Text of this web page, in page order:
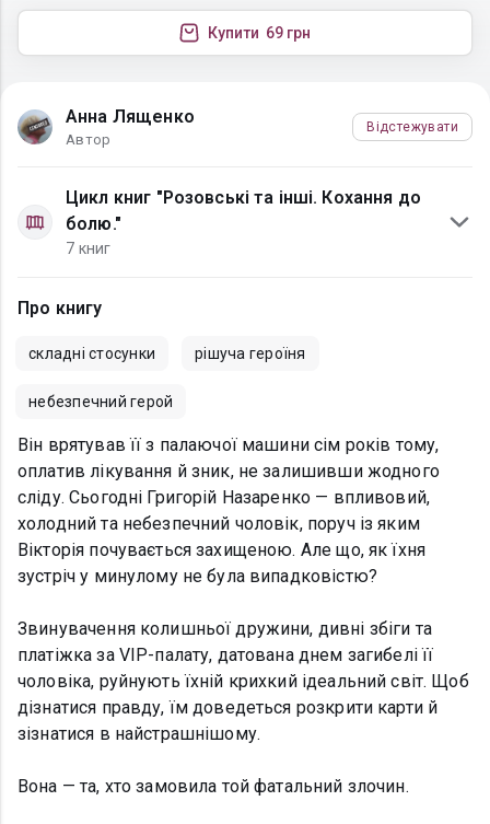
Купити 69 грн
Анна Лященко
Автор
Відстежувати
Цикл книг "Розовські та інші. Кохання до
болю."
7 книг
Про книгу
складні стосунки рішуча героїня
небезпечний герой
Він врятував її з палаючої машини сім років тому,
оплатив лікування й зник, не залишивши жодного
сліду. Сьогодні Григорій Назаренко — впливовий,
холодний та небезпечний чоловік, поруч із яким
Вікторія почувається захищеною. Але що, як їхня
зустріч у минулому не була випадковістю?
Звинувачення колишньої дружини, дивні збіги та
платіжка за VIP-палату, датована днем загибелі її
чоловіка, руйнують їхній крихкий ідеальний світ. Щоб
дізнатися правду, їм доведеться розкрити карти й
зізнатися в найстрашнішому.
Вона — та, хто замовила той фатальний злочин.